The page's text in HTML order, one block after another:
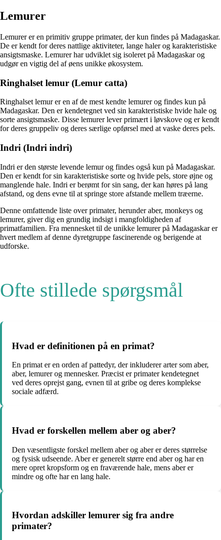
Lemurer
Lemurer er en primitiv gruppe primater, der kun findes på Madagaskar.
De er kendt for deres nattlige aktiviteter, lange haler og karakteristiske
ansigtsmaske. Lemurer har udviklet sig isoleret på Madagaskar og
udgør en vigtig del af øens unikke økosystem.
Ringhalset lemur (Lemur catta)
Ringhalset lemur er en af de mest kendte lemurer og findes kun på
Madagaskar. Den er kendetegnet ved sin karakteristiske hvide hale og
sorte ansigtsmaske. Disse lemurer lever primært i løvskove og er kendt
for deres gruppeliv og deres særlige opførsel med at vaske deres pels.
Indri (Indri indri)
Indri er den største levende lemur og findes også kun på Madagaskar.
Den er kendt for sin karakteristiske sorte og hvide pels, store øjne og
manglende hale. Indri er berømt for sin sang, der kan høres på lang
afstand, og dens evne til at springe store afstande mellem træerne.
Denne omfattende liste over primater, herunder aber, monkeys og
lemurer, giver dig en grundig indsigt i mangfoldigheden af
primatfamilien. Fra mennesket til de unikke lemurer på Madagaskar er
hvert medlem af denne dyretgruppe fascinerende og berigende at
udforske.
Ofte stillede spørgsmål
Hvad er definitionen på en primat?
En primat er en orden af pattedyr, der inkluderer arter som aber,
aber, lemurer og mennesker. Præcist er primater kendetegnet
ved deres oprejst gang, evnen til at gribe og deres komplekse
sociale adfærd.
Hvad er forskellen mellem aber og aber?
Den væsentligste forskel mellem aber og aber er deres størrelse
og fysisk udseende. Aber er generelt større end aber og har en
mere opret kropsform og en fraværende hale, mens aber er
mindre og ofte har en lang hale.
Hvordan adskiller lemurer sig fra andre
primater?